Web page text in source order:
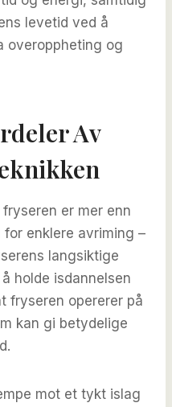
levetid ved å
overoppheting og
Av
er mer enn
enklere avriming –
langsiktige
holde isdannelsen
fryseren opererer på
kan gi betydelige
mot et tykt islag